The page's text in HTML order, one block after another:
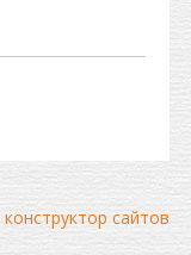
конструктор сайтов